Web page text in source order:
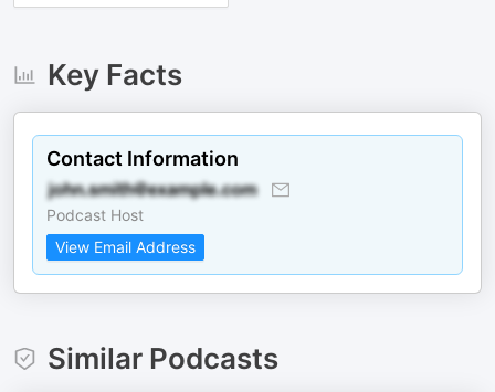
Key Facts
Contact Information
Podcast Host
View Email Address
Similar Podcasts